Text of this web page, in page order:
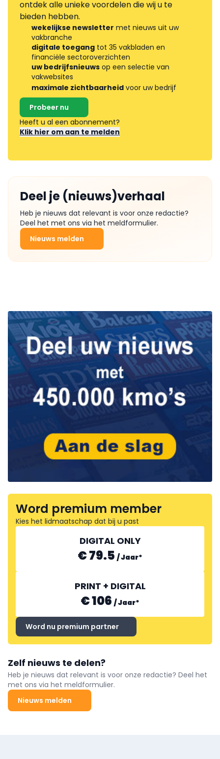
ontdek alle unieke voordelen die wij u te
bieden hebben.
wekelijkse newsletter met nieuws uit uw
vakbranche
digitale toegang tot 35 vakbladen en
financiële sectoroverzichten
uw bedrijfsnieuws op een selectie van
vakwebsites
maximale zichtbaarheid voor uw bedrijf
Probeer nu
Heeft u al een abonnement?
Klik hier om aan te melden
Deel je (nieuws)verhaal
Heb je nieuws dat relevant is voor onze redactie?
Deel het met ons via het meldformulier.
Nieuws melden
Word premium member
Kies het lidmaatschap dat bij u past
DIGITAL ONLY
€ 79.5 /Jaar*
PRINT + DIGITAL
€ 106 /Jaar*
Word nu premium partner
Zelf nieuws te delen?
Heb je nieuws dat relevant is voor onze redactie? Deel het
met ons via het meldformulier.
Nieuws melden